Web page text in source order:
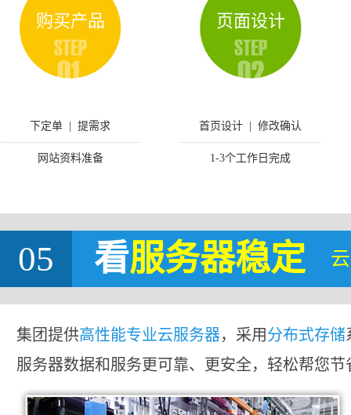
购买产品
下定单 | 提需求
网站资料准备
页面设计
首页设计 | 修改确认
1-3个工作日完成
05 看服务器稳定
集团提供高性能专业云服务器，采用分布式存储
服务器数据和服务更可靠、更安全，轻松帮您节